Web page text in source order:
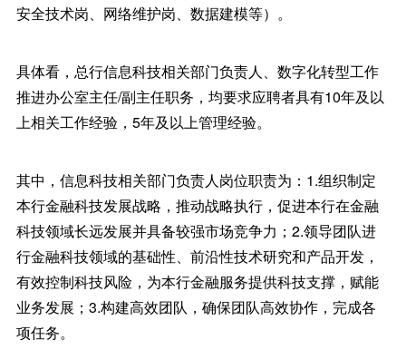
安全技术岗、网络维护岗、数据建模等）。
具体看，总行信息科技相关部门负责人、数字化转型工作
推进办公室主任/副主任职务，均要求应聘者具有10年及以
上相关工作经验，5年及以上管理经验。
其中，信息科技相关部门负责人岗位职责为：1.组织制定
本行金融科技发展战略，推动战略执行，促进本行在金融
科技领域长远发展并具备较强市场竞争力；2.领导团队进
行金融科技领域的基础性、前沿性技术研究和产品开发，
有效控制科技风险，为本行金融服务提供科技支撑，赋能
业务发展；3.构建高效团队，确保团队高效协作，完成各
项任务。